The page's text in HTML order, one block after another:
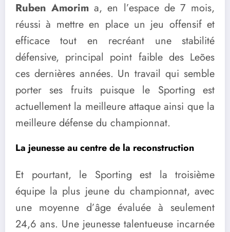
Ruben Amorima, en l’espace de 7 mois,
réussi à mettre en place un jeu offensif et
efficace tout en recréant une stabilité
défensive, principal point faible des Leões
ces dernières années. Un travail qui semble
porter ses fruits puisque le Sporting est
actuellement la meilleure attaque ainsi que la
meilleure défense du championnat.
La jeunesse au centre de la reconstruction
Et pourtant, le Sporting est la troisième
équipe la plus jeune du championnat, avec
une moyenne d’âge évaluée à seulement
24,6 ans. Une jeunesse talentueuse incarnée